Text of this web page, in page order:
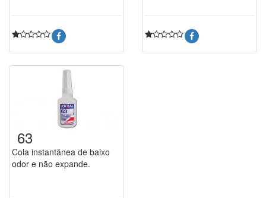
63
Cola instantânea de baixo
odor e não expande.